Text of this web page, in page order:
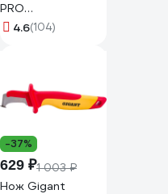
PRO
PROFLEEC1915 19
4.6(104)
-37%
629 ₽1 003 ₽
Нож Gigant